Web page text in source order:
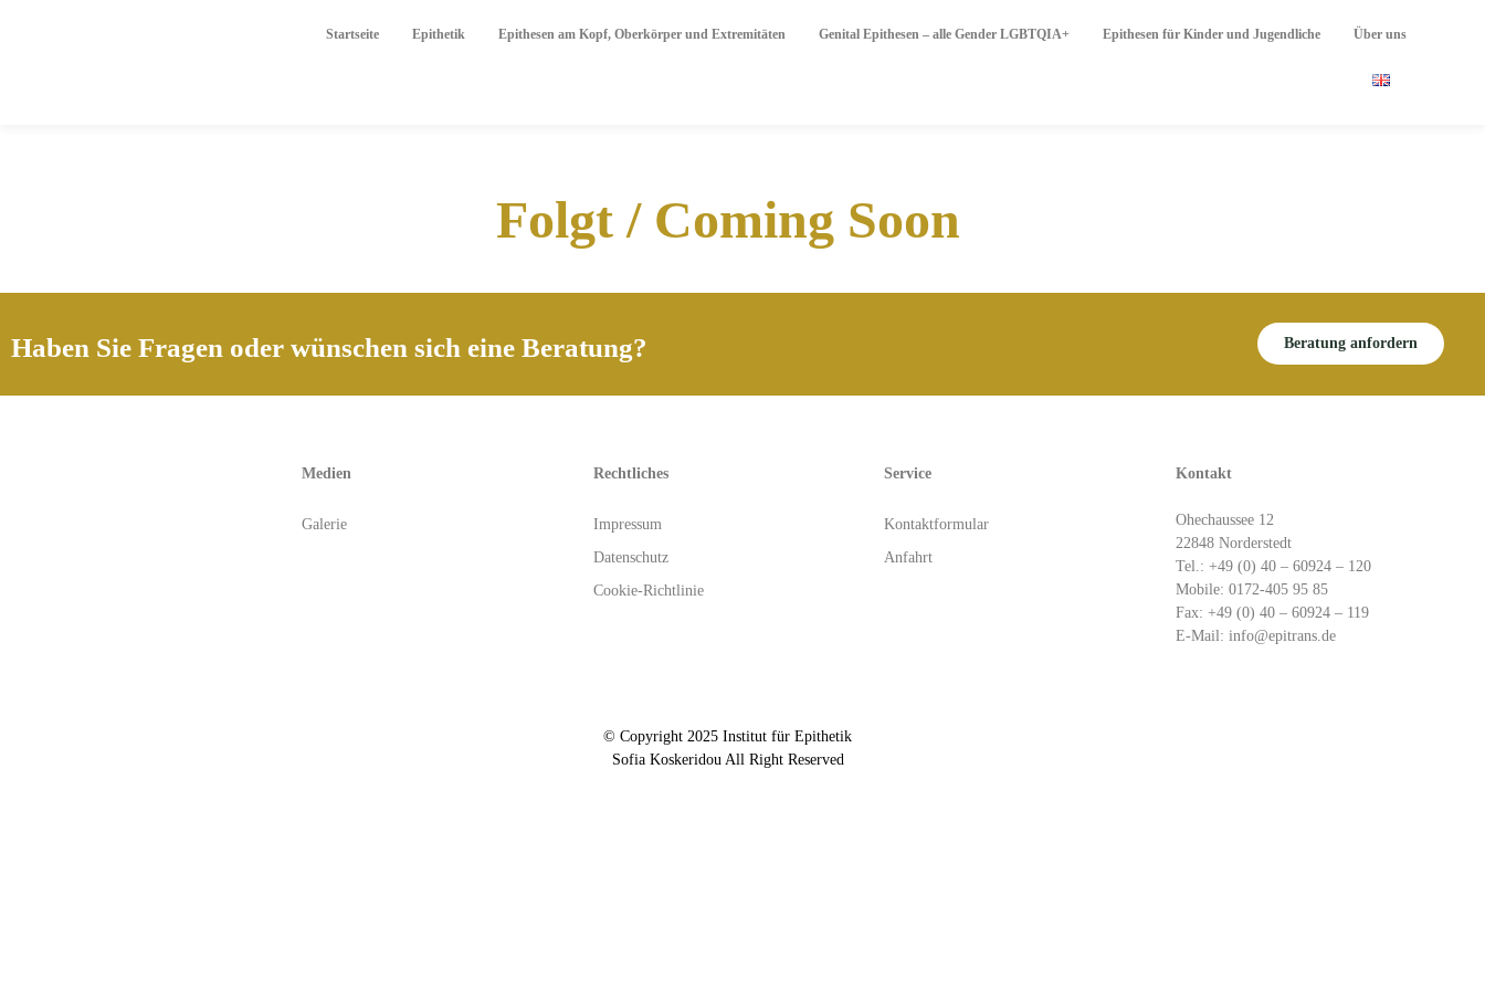
Startseite Epithetik Epithesen am Kopf, Oberkörper und Extremitäten Genital Epithesen – alle Gender LGBTQIA+ Epithesen für Kinder und Jugendliche Über uns
Folgt / Coming Soon
Haben Sie Fragen oder wünschen sich eine Beratung? Beratung anfordern
Medien
Galerie
Rechtliches
Impressum
Datenschutz
Cookie-Richtlinie
Service
Kontaktformular
Anfahrt
Kontakt
Ohechaussee 12
22848 Norderstedt
Tel.: +49 (0) 40 – 60924 – 120
Mobile: 0172-405 95 85
Fax: +49 (0) 40 – 60924 – 119
E-Mail: info@epitrans.de
© Copyright 2025 Institut für Epithetik
Sofia Koskeridou All Right Reserved